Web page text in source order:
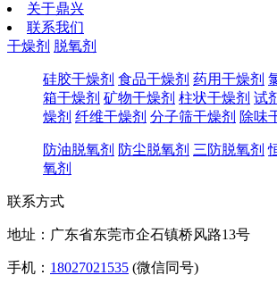
关于鼎兴
联系我们
干燥剂 脱氧剂
硅胶干燥剂 食品干燥剂 药用干燥剂
箱干燥剂 矿物干燥剂 柱状干燥剂 试
燥剂 纤维干燥剂 分子筛干燥剂 除味
防油脱氧剂 防尘脱氧剂 三防脱氧剂
氧剂
联系方式
地址：广东省东莞市企石镇桥风路13号
手机： 18027021535 (微信同号)